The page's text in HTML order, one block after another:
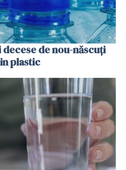
de nou-născuți
plastic